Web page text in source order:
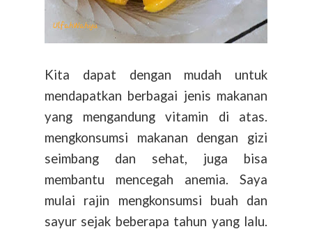
Kita dapat dengan mudah untuk
mendapatkan berbagai jenis makanan
yang mengandung vitamin di atas.
mengkonsumsi makanan dengan gizi
seimbang dan sehat, juga bisa
membantu mencegah anemia. Saya
mulai rajin mengkonsumsi buah dan
sayur sejak beberapa tahun yang lalu.